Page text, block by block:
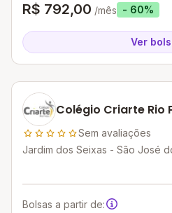
R$ 792,00 /mês - 60%
Ver
Colégio Criarte Rio
Sem avaliações
Jardim dos Seixas - São José
Bolsas a partir de: